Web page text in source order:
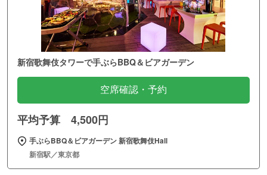
新宿歌舞伎タワーで手ぶらBBQ＆ビアガーデン
空席確認・予約
平均予算 4,500円
手ぶらBBQ＆ビアガーデン 新宿歌舞伎Hall
新宿駅／東京都